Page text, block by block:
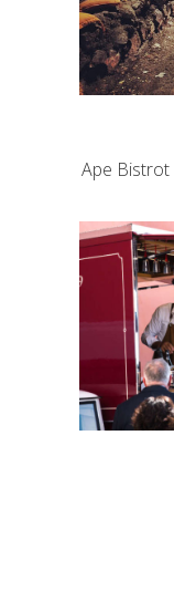
Ape Bistrot